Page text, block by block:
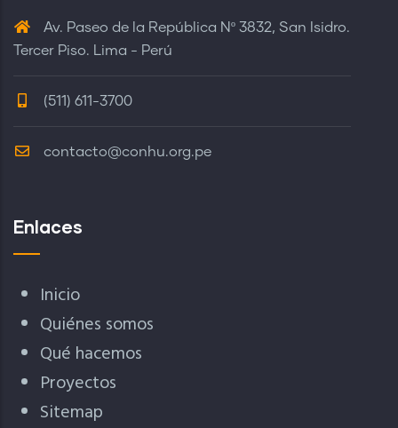
Av. Paseo de la República Nº 3832, San Isidro.
Tercer Piso. Lima - Perú
(511) 611-3700
contacto@conhu.org.pe
Enlaces
Inicio
Quiénes somos
Qué hacemos
Proyectos
Sitemap